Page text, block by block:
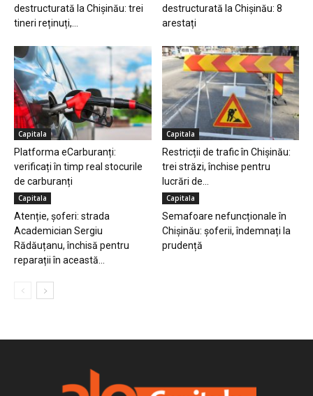
destructurată la Chișinău: trei
tineri reținuți,...
destructurată la Chișinău: 8
arestați
Capitala
Platforma eCarburanți:
verificați în timp real stocurile
de carburanți
Capitala
Restricții de trafic în Chișinău:
trei străzi, închise pentru
lucrări de...
Capitala
Atenție, șoferi: strada
Academician Sergiu
Rădăuțanu, închisă pentru
reparații în această...
Capitala
Semafoare nefuncționale în
Chișinău: șoferii, îndemnați la
prudență